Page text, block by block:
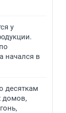
у
начался в
десяткам
домов,